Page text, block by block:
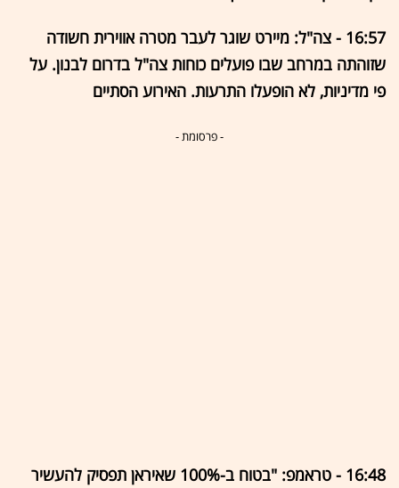
16:57 - צה"ל: מיירט שוגר לעבר מטרה אווירית חשודה
שזוהתה במרחב שבו פועלים כוחות צה"ל בדרום לבנון. על
פי מדיניות, לא הופעלו התרעות. האירוע הסתיים
- פרסומת -
16:48 - טראמפ: "בטוח ב-100% שאיראן תפסיק להעשיר